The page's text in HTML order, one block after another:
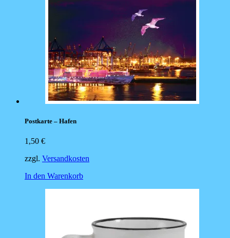
Postkarte – Hafen
1,50 €
zzgl. Versandkosten
In den Warenkorb